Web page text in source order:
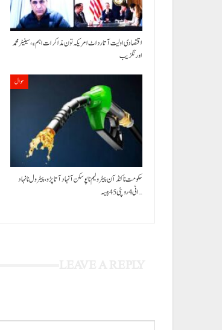
اقتصادی اولیت آتا رد اٹ امریکہ تون مذاکرات اہم ءِ،سینیٹر محمد
اورنگزیب
حوال
حکومت نا کنڈ آن پیٹرولیم نا پوسکن آ نہاد آتا پڑو،پیٹرول نا نہاد
اٹی 4 روپئی 45 پیسہ…